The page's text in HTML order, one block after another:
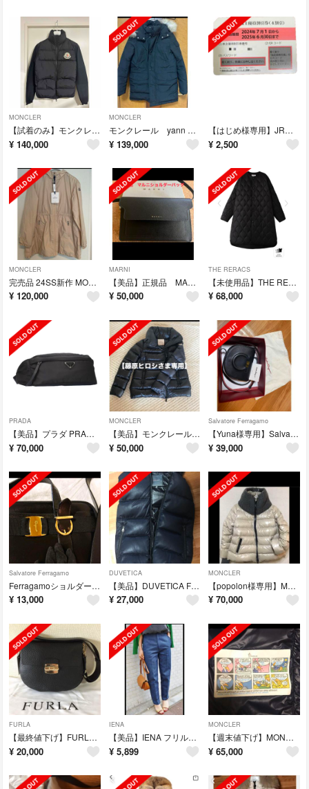
MONCLER
【試着のみ】モンクレール カーディガン ダウンジャケット
¥ 140,000
MONCLER
モンクレール yann 14サイズ 美品
¥ 139,000
【はじめ様専用】JR東日本 株主優待 1枚
¥ 2,500
MONCLER
完売品 24SS新作 MONCLER ナイロンジャケット ベージュ 14A
¥ 120,000
MARNI
【美品】正規品 MARNI ショルダーバッグ
¥ 50,000
THE RERACS
【未使用品】THE RERACS ザ・リラクス ロングコート
¥ 68,000
PRADA
【美品】プラダ PRADA ボディバッグ ウエストバッグ
¥ 70,000
MONCLER
【美品】モンクレール MONCLER サリックス
¥ 50,000
Salvatore Ferragamo
【Yuna様専用】Salvatore Ferragamoショルダーバッグ
¥ 39,000
Salvatore Ferragamo
Ferragamoショルダーバッグ
¥ 13,000
DUVETICA
【美品】DUVETICA FEBEDUE 40 ネイビー
¥ 27,000
MONCLER
【popolon様専用】MOCLER CIGAIE サイズ0
¥ 70,000
FURLA
【最終値下げ】FURLA フルラ ショルダーバッグ
¥ 20,000
IENA
【美品】IENA フリルポケットパンツ デニム 34
¥ 5,899
MONCLER
【週末値下げ】MONCLER SALIX ネイビー
¥ 65,000